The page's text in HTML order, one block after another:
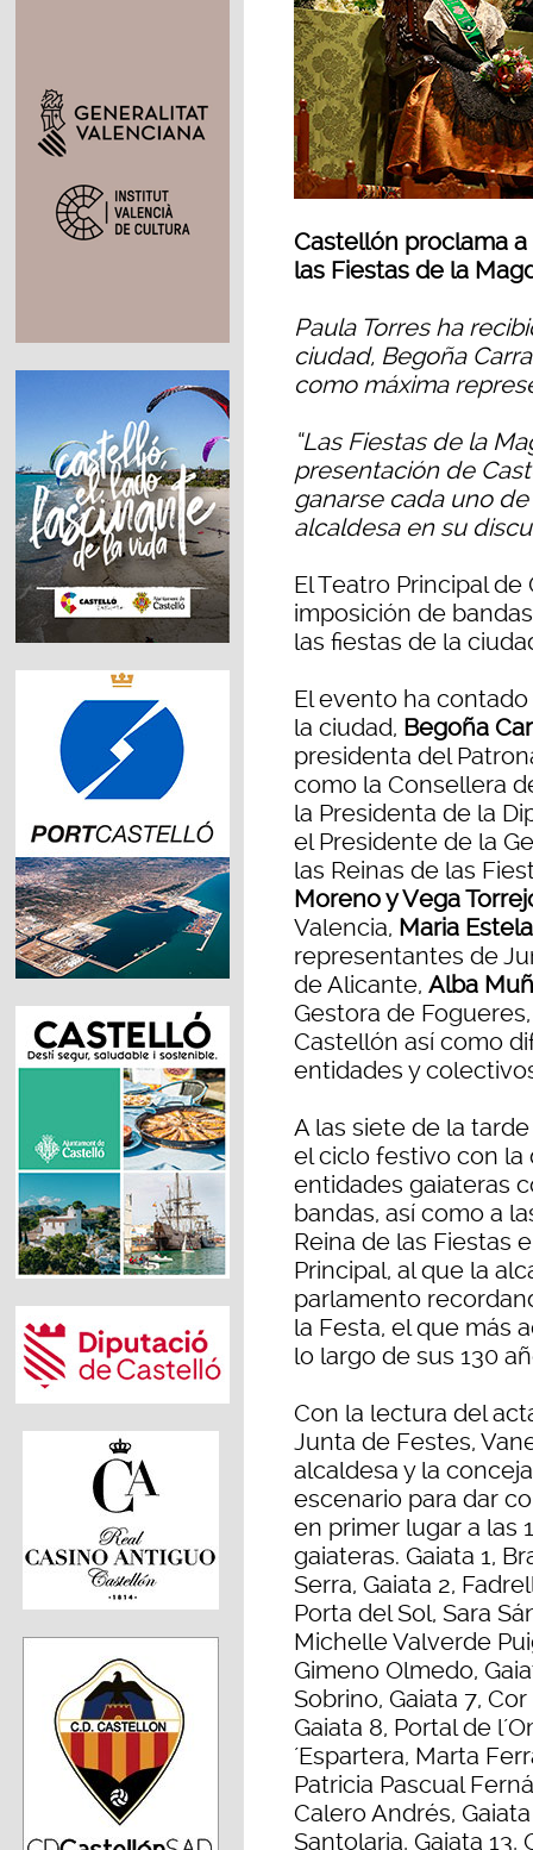
Castellón proclama a
las Fiestas de la
Paula Torres ha
ciudad, Begoña
como máxima
“Las Fiestas de la
presentación de
ganarse cada uno
alcaldesa en su
El Teatro Principal
imposición de
las fiestas de la
El evento ha
la ciudad, Begoña
presidenta del
como la Consellera
la Presidenta de la
el Presidente de la
las Reinas de las
Moreno y Vega
Valencia, Maria
representantes de
de Alicante, Alba
Gestora de
Castellón así como
entidades y
A las siete de la
el ciclo festivo con la
entidades gaiateras
bandas, así como a
Reina de las Fiestas
Principal, al que la
parlamento
la Festa, el que más
lo largo de sus 130
Con la lectura del
Junta de Festes,
alcaldesa y la
escenario para dar
en primer lugar a las
gaiateras. Gaiata 1,
Serra, Gaiata 2,
Porta del Sol, Sara
Michelle Valverde
Gimeno Olmedo,
Sobrino, Gaiata 7,
Gaiata 8, Portal de
´Espartera, Marta
Patricia Pascual
Calero Andrés,
Santolaria, Gaiata 13,